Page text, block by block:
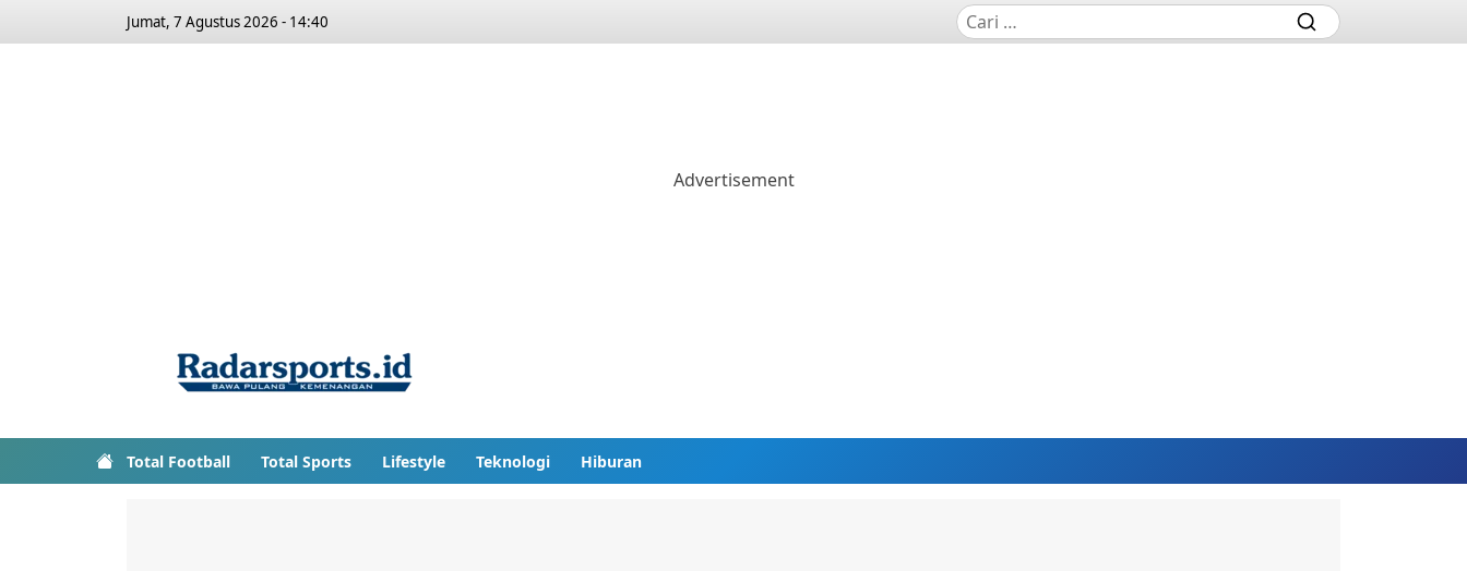
Jumat, 7 Agustus 2026 - 14:40
Total Football Total Sports Lifestyle Teknologi Hiburan